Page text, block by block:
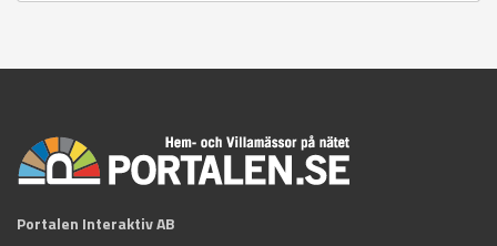
Portalen Interaktiv AB